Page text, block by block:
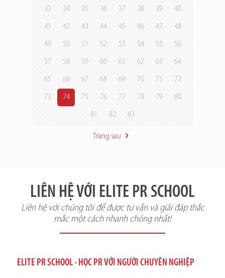
33 34 35 36 37 38 39 40
41 42 43 44 45 46 47 48
49 50 51 52 53 54 55 56
57 58 59 60 61 62 63 64
65 66 67 68 69 70 71 72
73 74 75 76 77 78 79 80
81 82 83
Trang sau
LIÊN HỆ VỚI ELITE PR SCHOOL
Liên hệ với chúng tôi để được tư vấn và giải đáp thắc
mắc một cách nhanh chóng nhất!
ELITE PR SCHOOL - HỌC PR VỚI NGƯỜI CHUYÊN NGHIỆP